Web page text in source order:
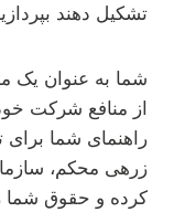
تشکیل دهند
شما به عنوان یک
از منافع شرکت
راهنمای شما برای
زرهی محکم،
کرده و حقوق شما